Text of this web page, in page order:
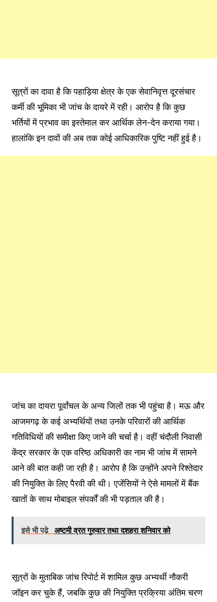
सूत्रों का दावा है कि पहाड़िया क्षेत्र के एक सेवानिवृत्त दूरसंचार
कर्मी की भूमिका भी जांच के दायरे में रही। आरोप है कि कुछ
भर्तियों में प्रभाव का इस्तेमाल कर आर्थिक लेन-देन कराया गया।
हालांकि इन दावों की अब तक कोई आधिकारिक पुष्टि नहीं हुई है।
जांच का दायरा पूर्वांचल के अन्य जिलों तक भी पहुंचा है। मऊ और
आजमगढ़ के कई अभ्यर्थियों तथा उनके परिवारों की आर्थिक
गतिविधियों की समीक्षा किए जाने की चर्चा है। वहीं चंदौली निवासी
केंद्र सरकार के एक वरिष्ठ अधिकारी का नाम भी जांच में सामने
आने की बात कही जा रही है। आरोप है कि उन्होंने अपने रिश्तेदार
की नियुक्ति के लिए पैरवी की थी। एजेंसियों ने ऐसे मामलों में बैंक
खातों के साथ मोबाइल संपर्कों की भी पड़ताल की है।
इसे भी पढ़े अष्टमी व्रत गुरुवार तथा दशहरा शनिवार को
सूत्रों के मुताबिक जांच रिपोर्ट में शामिल कुछ अभ्यर्थी नौकरी
जॉइन कर चुके हैं, जबकि कुछ की नियुक्ति प्रक्रिया अंतिम चरण